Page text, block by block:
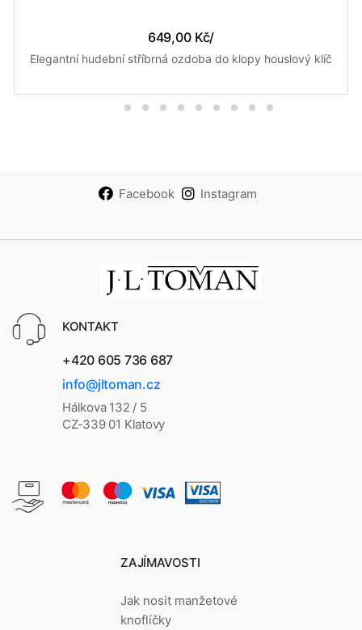
649,00 Kč/
Elegantní hudební stříbrná ozdoba do klopy houslový klíč
Facebook Instagram
KONTAKT
+420 605 736 687
info@jltoman.cz
Hálkova 132 / 5
CZ-339 01 Klatovy
ZAJÍMAVOSTI
Jak nosit manžetové
knoflíčky